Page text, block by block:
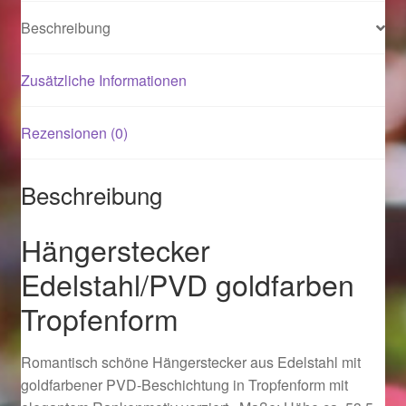
Magisches und Festliches zu Halloween 2022
Mein Konto
Logout
Ostergeschenke finden für Ostern 2015
Ostergeschenke finden für Ostern 2016
Ostergeschenke finden für Ostern 2017
Ostergeschenke finden für Ostern 2018
Beschreibung
Zusätzliche Informationen
Rezensionen (0)
Beschreibung
Hängerstecker
Edelstahl/PVD goldfarben
Tropfenform
Romantisch schöne Hängerstecker aus Edelstahl mit
goldfarbener PVD-Beschichtung in Tropfenform mit